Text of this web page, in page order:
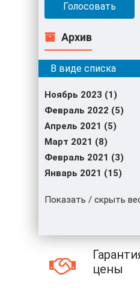
Голосовать
Архив
Ноябрь 2023 (1)
Февраль 2022 (5)
Апрель 2021 (5)
Март 2021 (8)
Февраль 2021 (3)
Январь 2021 (15)
Показать / скрыть
цены